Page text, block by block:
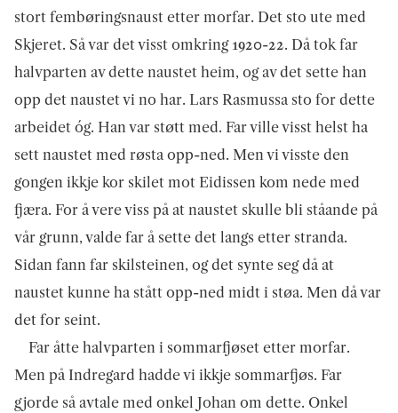
stort fembøringsnaust etter morfar. Det sto ute med
Skjeret. Så var det visst omkring 1920-22. Då tok far
halvparten av dette naustet heim, og av det sette han
opp det naustet vi no har. Lars Ras­mussa sto for dette
arbeidet óg. Han var støtt med. Far ville visst helst ha
sett naustet med røsta opp-ned. Men vi visste den
gongen ikkje kor skilet mot Eidissen kom nede med
fjæra. For å vere viss på at naustet skulle bli ståande på
vår grunn, valde far å sette det langs etter stranda.
Sidan fann far skilsteinen, og det synte seg då at
naustet kunne ha stått opp-ned midt i støa. Men då var
det for seint.
Far åtte halvparten i sommarfjøset etter morfar.
Men på Indregard hadde vi ikkje sommarfjøs. Far
gjorde så avtale med onkel Johan om dette. Onkel